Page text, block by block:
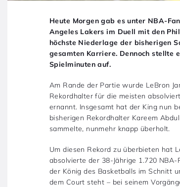
Heute Morgen gab es unter NBA-
Angeles Lakers im Duell mit den
höchste Niederlage der bisherigen
gesamten Karriere. Dennoch stellte
Spielminuten auf.
Am Rande der Partie wurde LeBron
Rekordhalter für die meisten
ernannt. Insgesamt hat der King nun
bisherigen Rekordhalter Kareem
sammelte, nunmehr knapp überholt.
Um diesen Rekord zu überbieten hat
absolvierte der 38-Jährige 1.720
der König des Basketballs im Schnitt
dem Court steht – bei seinem